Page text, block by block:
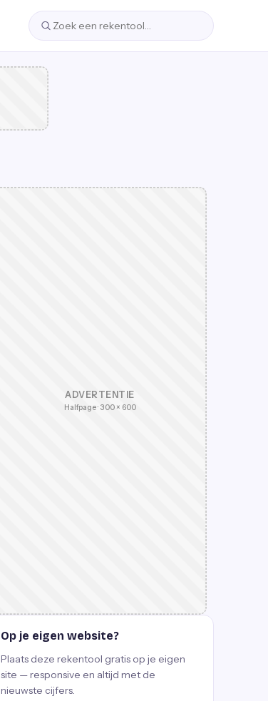
ADVERTENTIE
Halfpage · 300 × 600
Op je eigen website?
Plaats deze rekentool gratis op je eigen
site — responsive en altijd met de
nieuwste cijfers.